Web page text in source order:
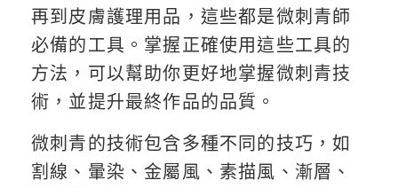
再到皮膚護理用品，這些都是微刺青師
必備的工具。掌握正確使用這些工具的
方法，可以幫助你更好地掌握微刺青技
術，並提升最終作品的品質。
微刺青的技術包含多種不同的技巧，如
割線、暈染、金屬風、素描風、漸層、